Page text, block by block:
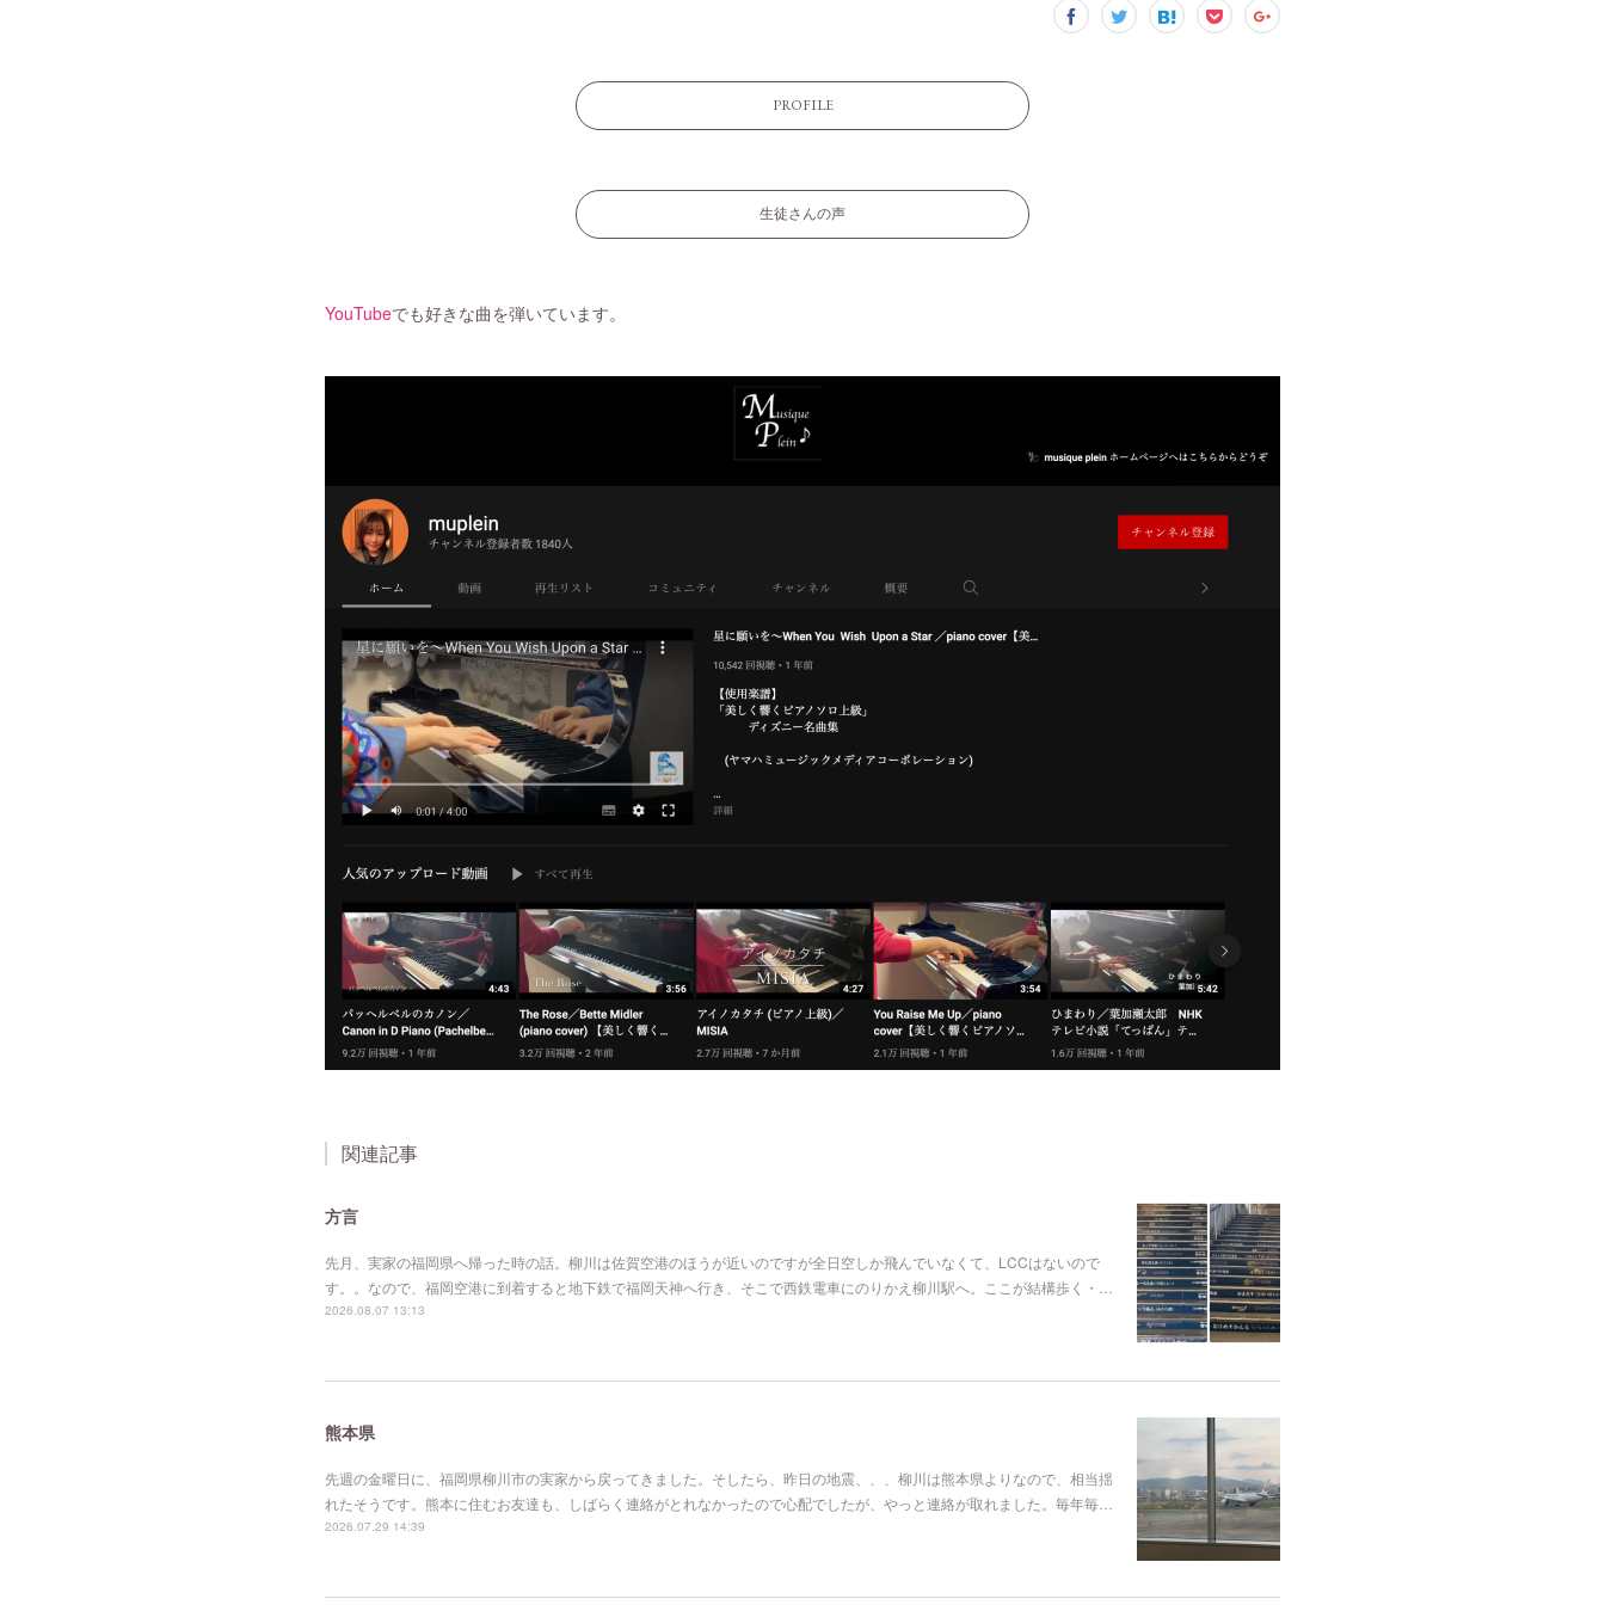
PROFILE
生徒さんの声
YouTubeでも好きな曲を弾いています。
関連記事
方言
先月、実家の福岡県へ帰った時の話。柳川は佐賀空港のほうが近いのですが全日空しか飛んでいなくて、LCCはないので
す。。なので、福岡空港に到着すると地下鉄で福岡天神へ行き、そこで西鉄電車にのりかえ柳川駅へ。ここが結構歩く・…
2026.08.07 13:13
熊本県
先週の金曜日に、福岡県柳川市の実家から戻ってきました。そしたら、昨日の地震、、、柳川は熊本県よりなので、相当揺
れたそうです。熊本に住むお友達も、しばらく連絡がとれなかったので心配でしたが、やっと連絡が取れました。毎年毎…
2026.07.29 14:39